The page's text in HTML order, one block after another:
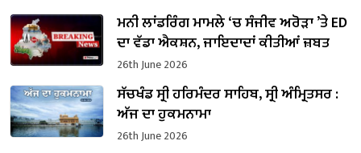
ਮਨੀ ਲਾਂਡਰਿੰਗ ਮਾਮਲੇ ‘ਚ ਸੰਜੀਵ ਅਰੋੜਾ ’ਤੇ ED
ਦਾ ਵੱਡਾ ਐਕਸ਼ਨ, ਜਾਇਦਾਦਾਂ ਕੀਤੀਆਂ ਜ਼ਬਤ
26th June 2026
ਸੱਚਖੰਡ ਸ੍ਰੀ ਹਰਿਮੰਦਰ ਸਾਹਿਬ, ਸ੍ਰੀ ਅੰਮ੍ਰਿਤਸਰ :
ਅੱਜ ਦਾ ਹੁਕਮਨਾਮਾ
26th June 2026